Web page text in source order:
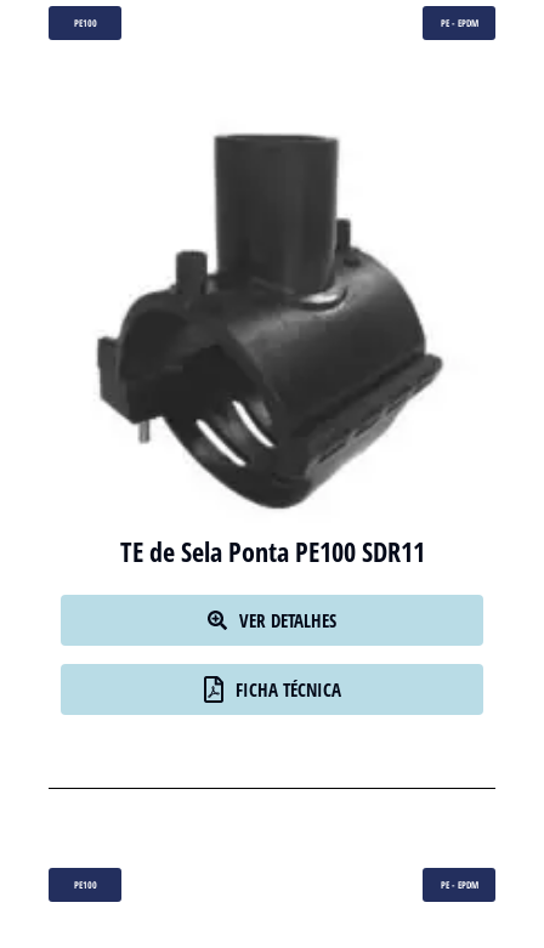
PE100 PE - EPDM
TE de Sela Ponta PE100 SDR11
VER DETALHES
FICHA TÉCNICA
PE100 PE - EPDM